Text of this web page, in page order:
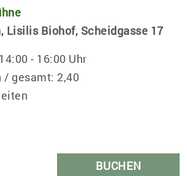
Lisilis Biohof, Scheidgasse 17
- 16:00 Uhr
/ gesamt: 2,40
BUCHEN